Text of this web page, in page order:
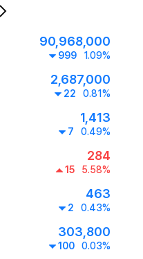
home
90,968,000
999 1.09%
2,687,000
22 0.81%
1,413
7 0.49%
284
15 5.58%
463
2 0.43%
303,800
100 0.03%